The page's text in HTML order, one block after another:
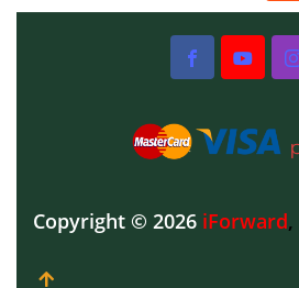
Copyright © 2026 iForward,